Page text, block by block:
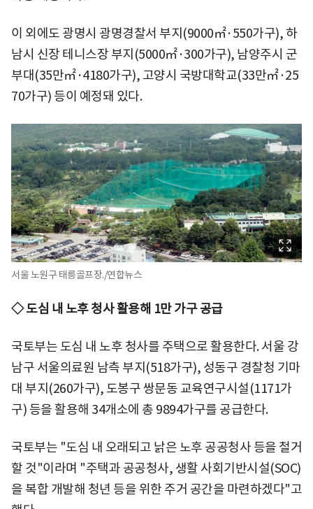
이 외에도 광명시 광명경찰서 부지(9000㎡·550가구), 하
남시 신장 테니스장 부지(5000㎡·300가구), 남양주시 군
부대(35만㎡·4180가구), 고양시 국방대학교(33만㎡·25
70가구) 등이 예정돼 있다.
서울 노원구 태릉골프장./연합뉴스
◇ 도심 내 노후 청사 활용해 1만 가구 공급
국토부는 도심 내 노후 청사를 주택으로 활용한다. 서울 강
남구 서울의료원 남측 부지(518가구), 성동구 경찰청 기마
대 부지(260가구), 도봉구 쌍문동 교육연구시설(1171가
구) 등을 활용해 34개소에 총 9894가구를 공급한다.
국토부는 "도심 내 오래되고 낡은 노후 공공청사 등을 철거
할 것"이라며 "주택과 공공청사, 생활 사회기반시설(SOC)
을 복합 개발해 청년 등을 위한 주거 공간을 마련하겠다"고